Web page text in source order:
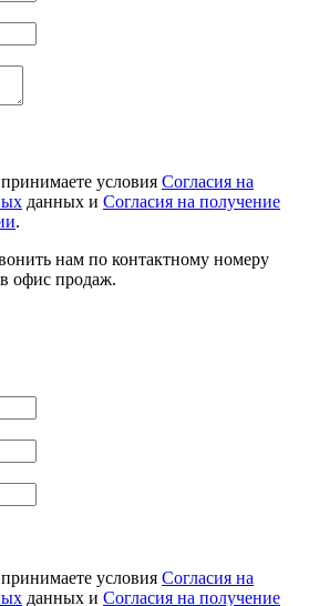
условия Согласия на
данных и Согласия на получение
.
нам по контактному номеру
офис продаж.
условия Согласия на
данных и Согласия на получение